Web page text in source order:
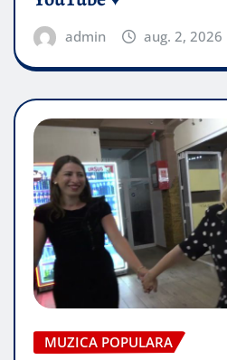
admin aug. 2, 2026
MUZICA POPULARA